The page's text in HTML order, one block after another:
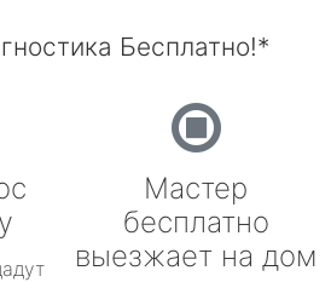
Бесплатно!*
Мастер
бесплатно
выезжает на дом